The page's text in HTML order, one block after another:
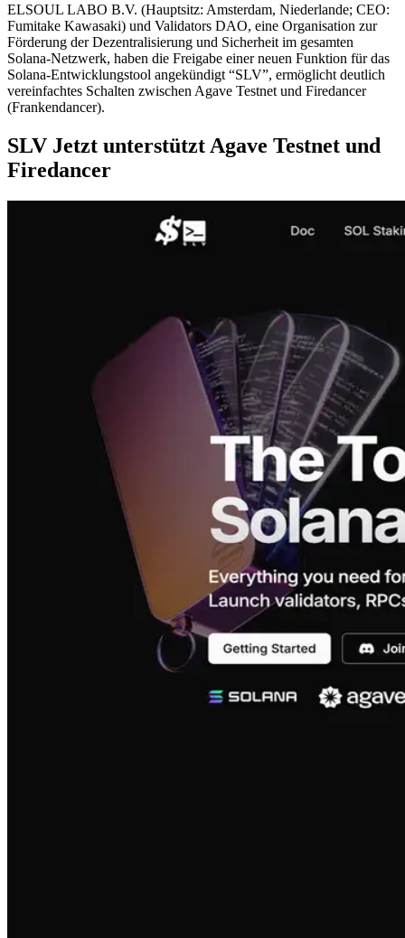
ELSOUL LABO B.V. (Hauptsitz: Amsterdam, Niederlande; CEO:
Fumitake Kawasaki) und Validators DAO, eine Organisation zur
Förderung der Dezentralisierung und Sicherheit im gesamten
Solana-Netzwerk, haben die Freigabe einer neuen Funktion für das
Solana-Entwicklungstool angekündigt “SLV”, ermöglicht deutlich
vereinfachtes Schalten zwischen Agave Testnet und Firedancer
(Frankendancer).
SLV Jetzt unterstützt Agave Testnet und
Firedancer